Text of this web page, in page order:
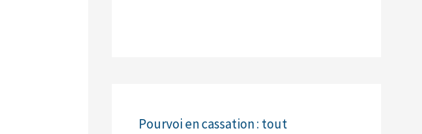
Pourvoi en cassation : tout